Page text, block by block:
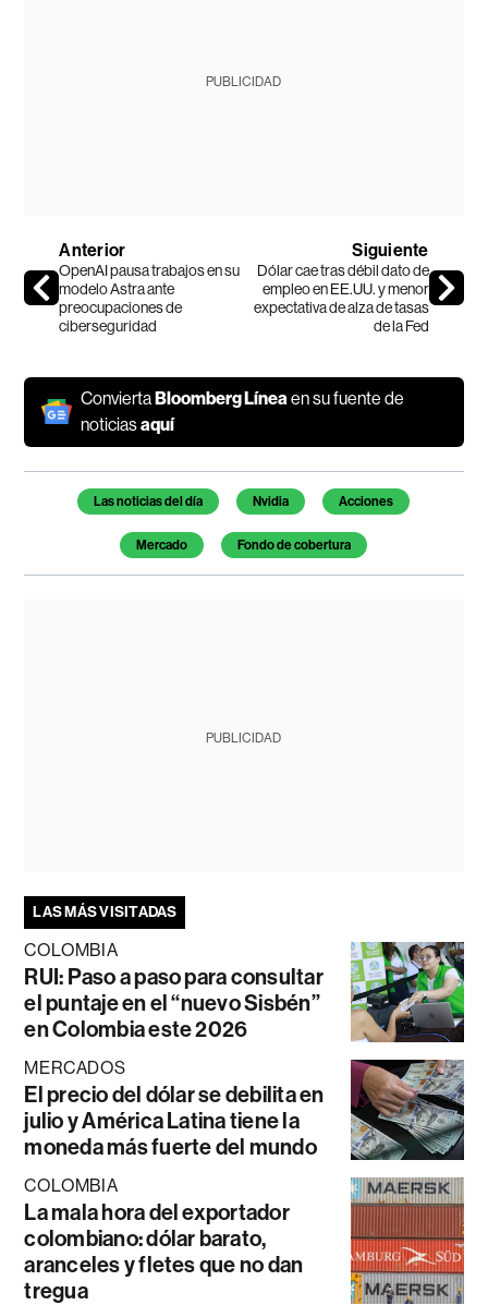
PUBLICIDAD
Anterior
OpenAI pausa trabajos en su
modelo Astra ante
preocupaciones de
ciberseguridad
Siguiente
Dólar cae tras débil dato de
empleo en EE.UU. y menor
expectativa de alza de tasas
de la Fed
ConviertaBloomberg Línea en su fuente de
noticiasaquí
Temas de este artículo
Las noticias del día Nvidia Acciones
Mercado Fondo de cobertura
PUBLICIDAD
LAS MÁS VISITADAS
COLOMBIA
RUI: Paso a paso para consultar
el puntaje en el “nuevo Sisbén”
en Colombia este 2026
MERCADOS
El precio del dólar se debilita en
julio y América Latina tiene la
moneda más fuerte del mundo
COLOMBIA
La mala hora del exportador
colombiano: dólar barato,
aranceles y fletes que no dan
tregua